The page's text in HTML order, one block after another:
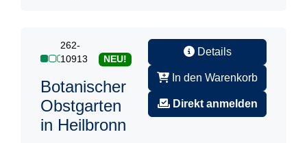
262-
10913
NEU!
Botanischer
Obstgarten
in Heilbronn
Details
In den Warenkorb
Direkt anmelden